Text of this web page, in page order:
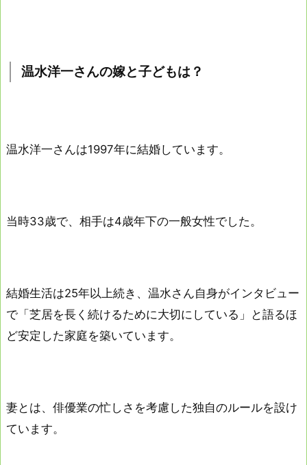
温水洋一さんの嫁と子どもは？
温水洋一さんは1997年に結婚しています。
当時33歳で、相手は4歳年下の一般女性でした。
結婚生活は25年以上続き、温水さん自身がインタビュー
で「芝居を長く続けるために大切にしている」と語るほ
ど安定した家庭を築いています。
妻とは、俳優業の忙しさを考慮した独自のルールを設け
ています。